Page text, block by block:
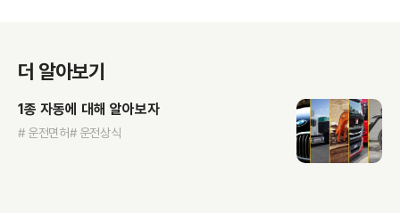
더 알아보기
1종 자동에 대해 알아보자
# 운전면허# 운전상식